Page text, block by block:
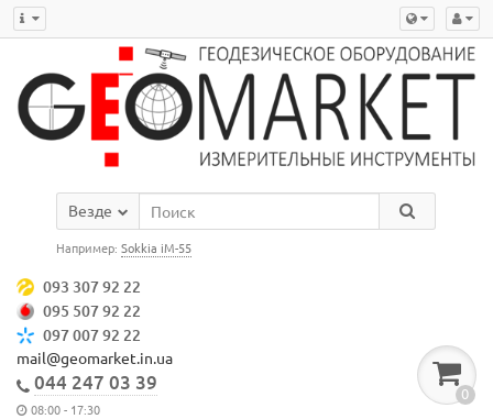
Везде
Например:Sokkia iM-55
093 307 92 22
095 507 92 22
097 007 92 22
mail@geomarket.in.ua
044 247 03 39
08:00 - 17:30
0